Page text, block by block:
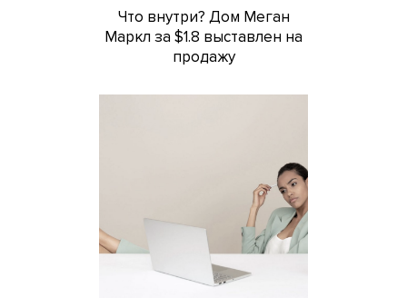
Что внутри? Дом Меган
Маркл за $1.8 выставлен на
продажу